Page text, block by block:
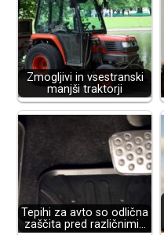
Zmogljivi in vsestranski
manjši traktorji
Tepihi za avto so odlična
zaščita pred različnimi…